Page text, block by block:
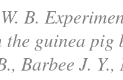
B.
the guinea
Barbee J.